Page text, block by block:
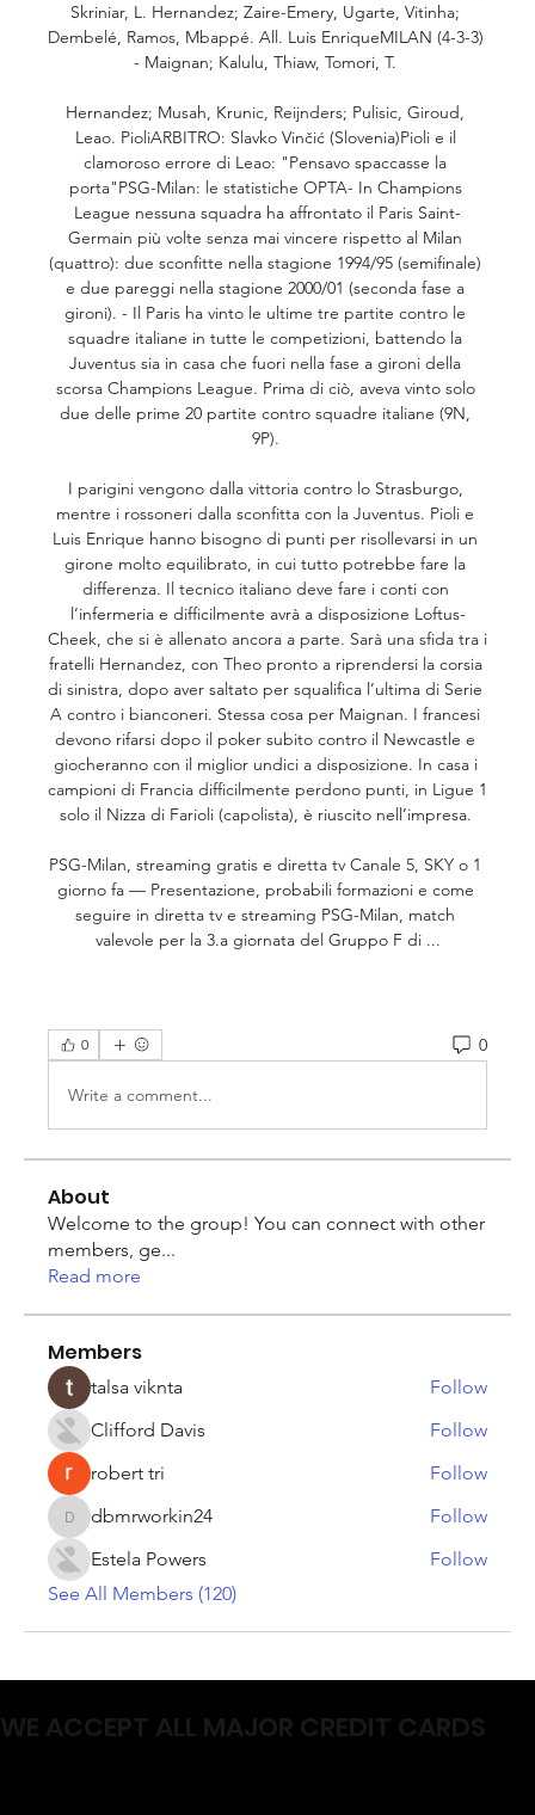
Skriniar, L. Hernandez; Zaire-Emery, Ugarte, Vitinha;
Dembelé, Ramos, Mbappé. All. Luis EnriqueMILAN (4-3-3)
- Maignan; Kalulu, Thiaw, Tomori, T.
Hernandez; Musah, Krunic, Reijnders; Pulisic, Giroud,
Leao. PioliARBITRO: Slavko Vinčić (Slovenia)Pioli e il
clamoroso errore di Leao: "Pensavo spaccasse la
porta"PSG-Milan: le statistiche OPTA- In Champions
League nessuna squadra ha affrontato il Paris Saint-
Germain più volte senza mai vincere rispetto al Milan
(quattro): due sconfitte nella stagione 1994/95 (semifinale)
e due pareggi nella stagione 2000/01 (seconda fase a
gironi). - Il Paris ha vinto le ultime tre partite contro le
squadre italiane in tutte le competizioni, battendo la
Juventus sia in casa che fuori nella fase a gironi della
scorsa Champions League. Prima di ciò, aveva vinto solo
due delle prime 20 partite contro squadre italiane (9N,
9P).
I parigini vengono dalla vittoria contro lo Strasburgo,
mentre i rossoneri dalla sconfitta con la Juventus. Pioli e
Luis Enrique hanno bisogno di punti per risollevarsi in un
girone molto equilibrato, in cui tutto potrebbe fare la
differenza. Il tecnico italiano deve fare i conti con
l’infermeria e difficilmente avrà a disposizione Loftus-
Cheek, che si è allenato ancora a parte. Sarà una sfida tra i
fratelli Hernandez, con Theo pronto a riprendersi la corsia
di sinistra, dopo aver saltato per squalifica l’ultima di Serie
A contro i bianconeri. Stessa cosa per Maignan. I francesi
devono rifarsi dopo il poker subito contro il Newcastle e
giocheranno con il miglior undici a disposizione. In casa i
campioni di Francia difficilmente perdono punti, in Ligue 1
solo il Nizza di Farioli (capolista), è riuscito nell’impresa.
PSG-Milan, streaming gratis e diretta tv Canale 5, SKY o 1
giorno fa — Presentazione, probabili formazioni e come
seguire in diretta tv e streaming PSG-Milan, match
valevole per la 3.a giornata del Gruppo F di ...
0 0
Write a comment...
About
Welcome to the group! You can connect with other
members, ge...
Read more
Members
talsa viknta
Follow
Clifford Davis
Follow
robert tri
Follow
dbmrworkin24
dbmrworkin24
Follow
Estela Powers
Follow
See All Members (120)
WE ACCEPT ALL MAJOR CREDIT CARDS